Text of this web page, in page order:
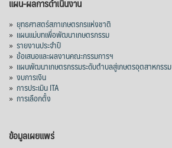
แผน-ผลการดำเนินงาน
» ยุทธศาสตร์สภาเกษตรกรแห่งชาติ
» แผนแม่บทเพื่อพัฒนาเกษตรกรรม
» รายงานประจำปี
» ข้อเสนอและผลงานคณะกรรมการฯ
» แผนพัฒนาเกษตรกรรมระดับตำบลสู่เกษตรอุตสาหกรรม
» งบการเงิน
» การประเมิน ITA
» การเลือกตั้ง
ข้อมูลเผยแพร่